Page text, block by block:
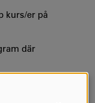
kurs/er på
där